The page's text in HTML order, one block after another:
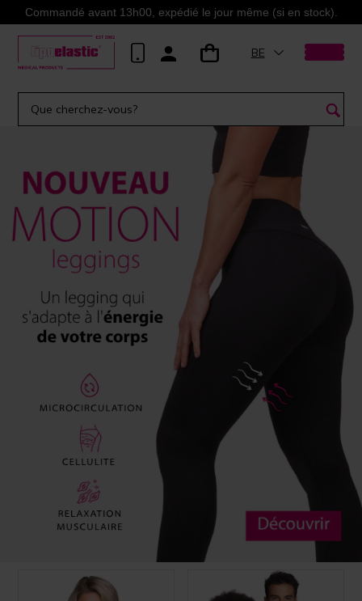
Commandé avant 13h00, expédié le jour même (si en stock).
BE